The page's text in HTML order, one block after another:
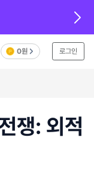
0원 로그인
쟁: 외적